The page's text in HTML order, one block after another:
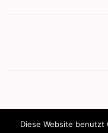
Diese Website benutzt